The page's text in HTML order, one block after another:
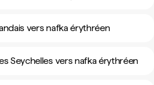
vers nafka érythréen
Seychelles vers nafka érythréen